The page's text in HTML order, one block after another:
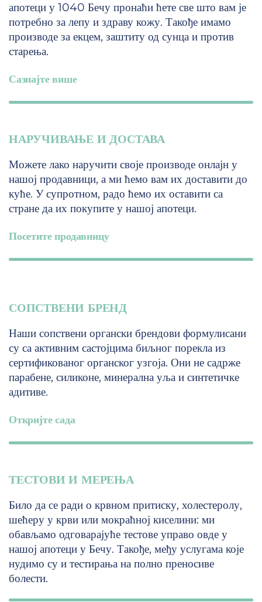
апотеци у 1040 Бечу пронаћи ћете све што вам је
потребно за лепу и здраву кожу. Такође имамо
производе за екцем, заштиту од сунца и против
старења.
Сазнајте више
НАРУЧИВАЊЕ И ДОСТАВА
Можете лако наручити своје производе онлајн у
нашој продавници, а ми ћемо вам их доставити до
куће. У супротном, радо ћемо их оставити са
стране да их покупите у нашој апотеци.
Посетите продавницу
СОПСТВЕНИ БРЕНД
Наши сопствени органски брендови формулисани
су са активним састојцима биљног порекла из
сертификованог органског узгоја. Они не садрже
парабене, силиконе, минерална уља и синтетичке
адитиве.
Откријте сада
ТЕСТОВИ И МЕРЕЊА
Било да се ради о крвном притиску, холестеролу,
шећеру у крви или мокраћној киселини: ми
обављамо одговарајуће тестове управо овде у
нашој апотеци у Бечу. Такође, међу услугама које
нудимо су и тестирања на полно преносиве
болести.